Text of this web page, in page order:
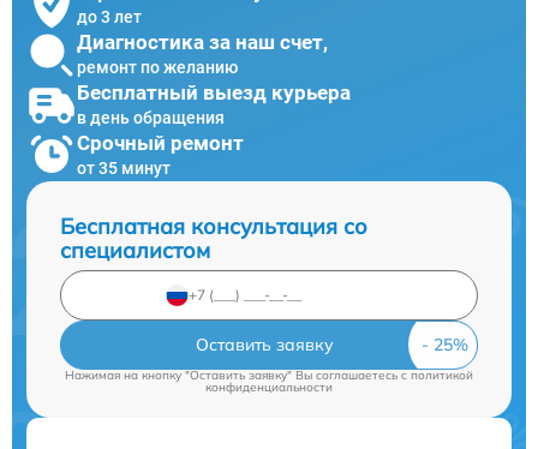
до 3 лет
Диагностика за наш счет,
ремонт по желанию
Бесплатный выезд курьера
в день обращения
Срочный ремонт
от 35 минут
Бесплатная консультация со
специалистом
Оставить заявку
Нажимая на кнопку "Оставить заявку" Вы соглашаетесь cполитикой
конфиденциальности